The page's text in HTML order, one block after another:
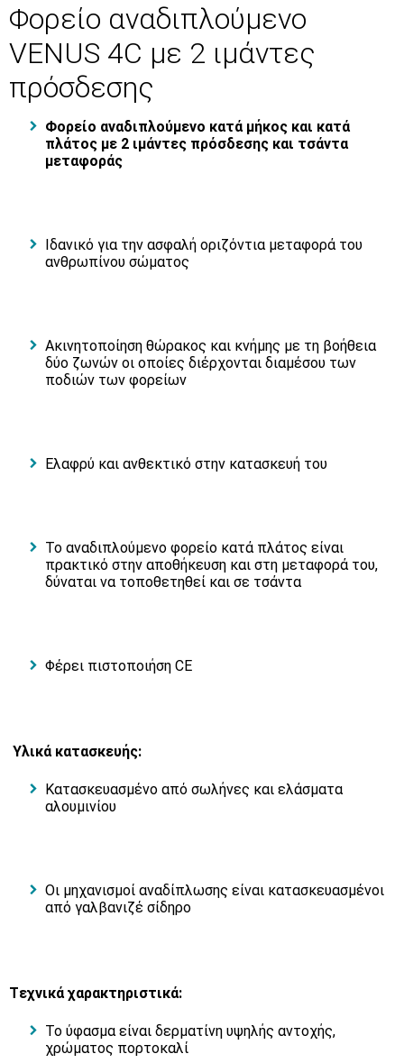
Φορείο αναδιπλούμενο
VENUS 4C με 2 ιμάντες
πρόσδεσης
Φορείο αναδιπλούμενο κατά μήκος και κατά
πλάτος με 2 ιμάντες πρόσδεσης και τσάντα
μεταφοράς
Ιδανικό για την ασφαλή οριζόντια μεταφορά του
ανθρωπίνου σώματος
Ακινητοποίηση θώρακος και κνήμης με τη βοήθεια
δύο ζωνών οι οποίες διέρχονται διαμέσου των
ποδιών των φορείων
Ελαφρύ και ανθεκτικό στην κατασκευή του
Το αναδιπλούμενο φορείο κατά πλάτος είναι
πρακτικό στην αποθήκευση και στη μεταφορά του,
δύναται να τοποθετηθεί και σε τσάντα
Φέρει πιστοποιήση CE
Υλικά κατασκευής:
Κατασκευασμένο από σωλήνες και ελάσματα
αλουμινίου
Οι μηχανισμοί αναδίπλωσης είναι κατασκευασμένοι
από γαλβανιζέ σίδηρο
Tεχνικά χαρακτηριστικά:
Το ύφασμα είναι δερματίνη υψηλής αντοχής,
χρώματος πορτοκαλί